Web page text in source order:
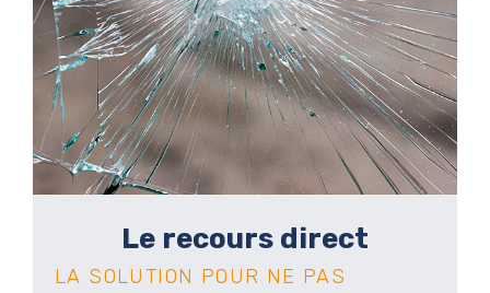
Le recours direct
LA SOLUTION POUR NE PAS